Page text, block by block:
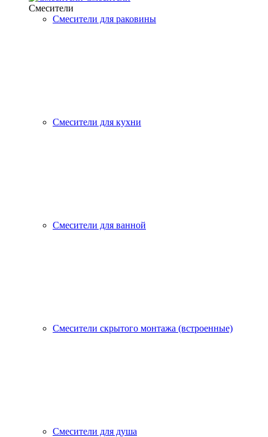
Смесители
Смесители для раковины
Смесители для кухни
Смесители для ванной
Смесители скрытого монтажа (встроенные)
Смесители для душа